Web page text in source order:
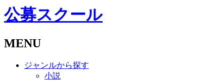
公募スクール
MENU
ジャンルから探す
小説